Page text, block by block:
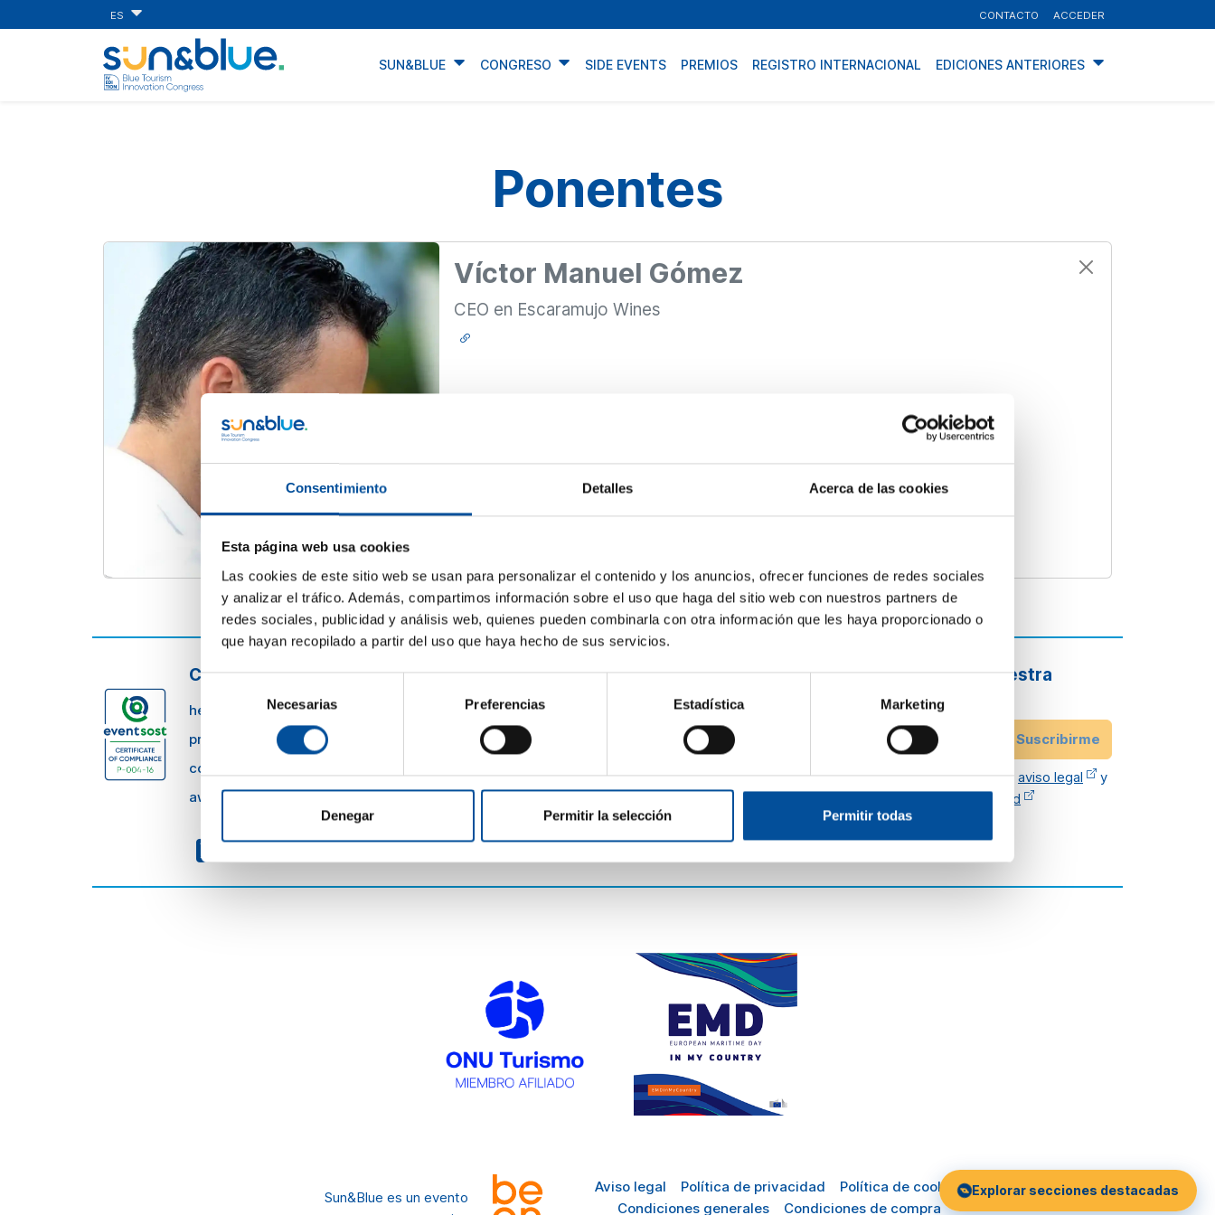
Consentimiento Detalles Acerca de las cookies
Esta página web usa cookies
Las cookies de este sitio web se usan para personalizar el contenido y los anuncios, ofrecer funciones de redes sociales
y analizar el tráfico. Además, compartimos información sobre el uso que haga del sitio web con nuestros partners de
redes sociales, publicidad y análisis web, quienes pueden combinarla con otra información que les haya proporcionado o
que hayan recopilado a partir del uso que haya hecho de sus servicios.
Selección
de
consentimiento
Necesarias Preferencias Estadística Marketing
Denegar Permitir la selección Permitir todas
ES CONTACTO ACCEDER
SUN&BLUE CONGRESO SIDE EVENTS PREMIOS REGISTRO INTERNACIONAL EDICIONES ANTERIORES
Ponentes
Víctor Manuel Gómez
CEO en Escaramujo Wines
CONTACTO
hello@sunandbluecongress.com
press@sunandbluecongress.com
comercial@sunandbluecongress.com
awards@sunandbluecongress.com
Sun&Blue
El congreso
Turismo y
Actualidad
frecuentes
Información
Cómo llegar
Comité de Honor
Consejo Asesor
Suscríbete a nuestra
newsletter
Email
Suscribirme
He leído y acepto elaviso legal
y
política de privacidad
Sun&Blue es un evento
Aviso legal Política de privacidad
Política de cookies
Condiciones generales
Condiciones de compra
Explorar secciones destacadas